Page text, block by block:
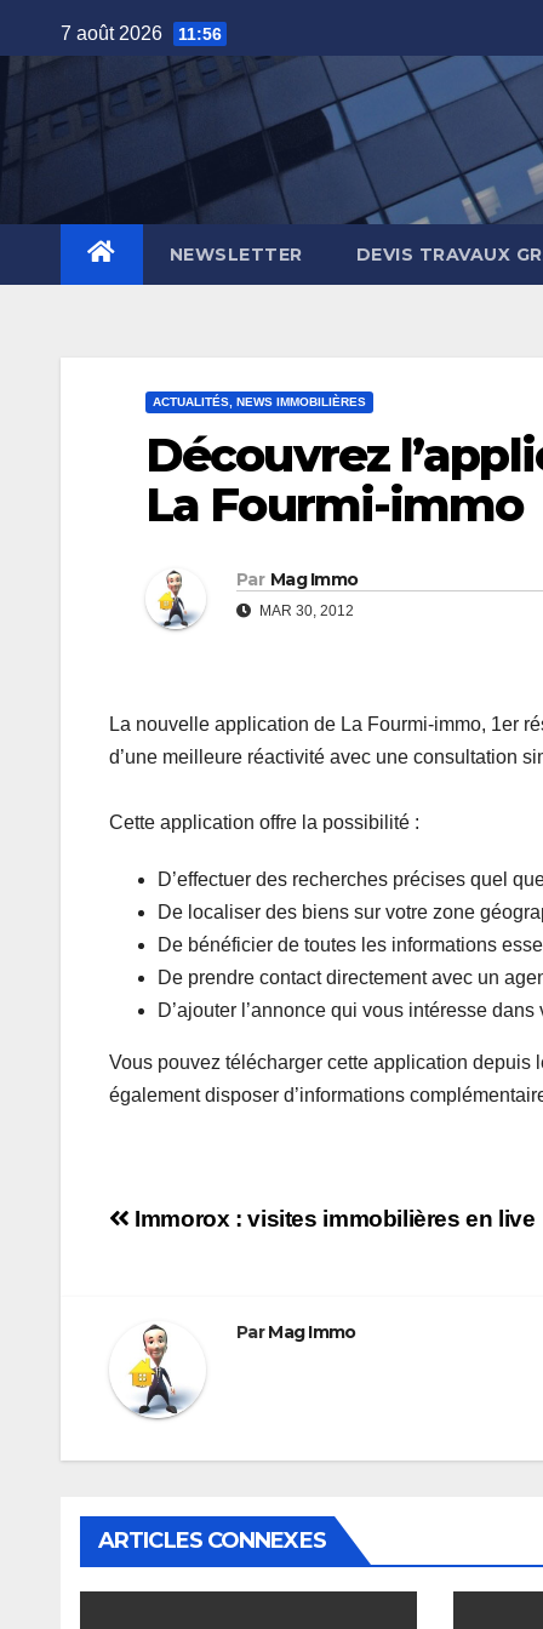
to
7 août 2026 11:56
NEWSLETTER DEVIS TRAVAUX
ACTUALITÉS, NEWS IMMOBILIÈRES
Découvrez
La Fourmi-immo
Par Mag Immo
MAR 30, 2012
La nouvelle application de La Fourmi-immo, 1er
d’une meilleure réactivité avec une consultation
Cette application offre la possibilité :
D’effectuer des recherches précises quel
De localiser des biens sur votre zone
De bénéficier de toutes les informations
De prendre contact directement avec un
D’ajouter l’annonce qui vous intéresse
Vous pouvez télécharger cette application depuis
également disposer d’informations
Navigation
l’article
Immorox : visites immobilières en live
ParMag Immo
ARTICLES CONNEXES